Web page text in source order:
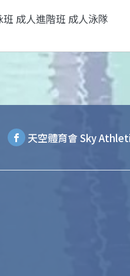
班 成人進階班 成人泳隊
天空體育會 Sky